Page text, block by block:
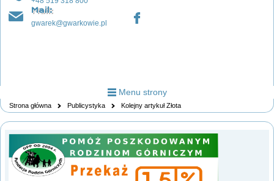
Mail:
gwarek@gwarkowie.pl
Menu strony
Strona główna Publicystyka Kolejny artykuł Złota